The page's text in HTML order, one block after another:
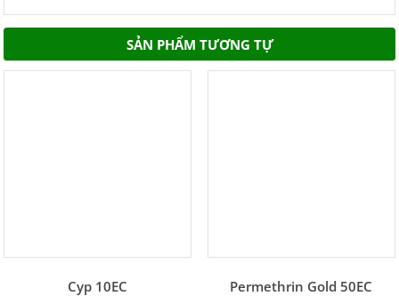
SẢN PHẨM TƯƠNG TỰ
Cyp 10EC Permethrin Gold 50EC